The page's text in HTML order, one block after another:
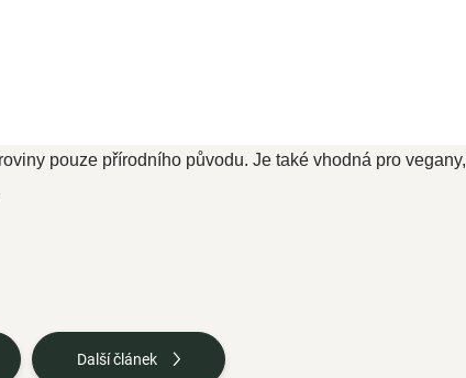
pouze přírodního původu. Je také vhodná pro vegany,
Další článek